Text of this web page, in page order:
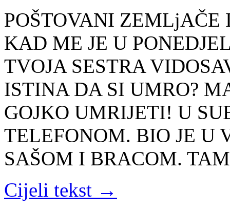
POŠTOVANI ZEMLjAČE
KAD ME JE U
TVOJA SESTRA
ISTINA DA SI UMRO?
GOJKO UMRIJETI! U
TELEFONOM. BIO JE U
SAŠOM I BRACOM.
Cijeli tekst →